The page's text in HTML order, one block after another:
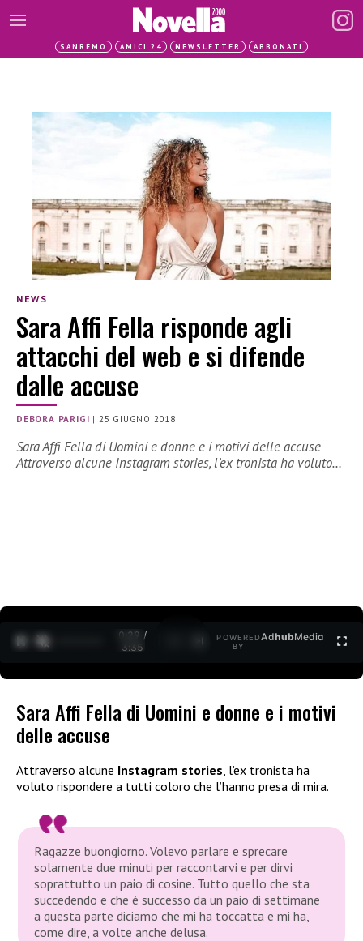
SANREMO AMICI 24 NEWSLETTER ABBONATI
NEWS
Sara Affi Fella risponde agli
attacchi del web e si difende
dalle accuse
DEBORA PARIGI | 25 GIUGNO 2018
Sara Affi Fella di Uomini e donne e i motivi delle accuse
Attraverso alcune Instagram stories, l’ex tronista ha voluto…
0:30 /
3:35
POWERED
BY
AdhubMedia
Sara Affi Fella di Uomini e donne e i motivi
delle accuse
Attraverso alcune Instagram stories, l’ex tronista ha
voluto rispondere a tutti coloro che l’hanno presa di mira.
Ragazze buongiorno. Volevo parlare e sprecare
solamente due minuti per raccontarvi e per dirvi
soprattutto un paio di cosine. Tutto quello che sta
succedendo e che è successo da un paio di settimane
a questa parte diciamo che mi ha toccatta e mi ha,
come dire, a volte anche delusa.